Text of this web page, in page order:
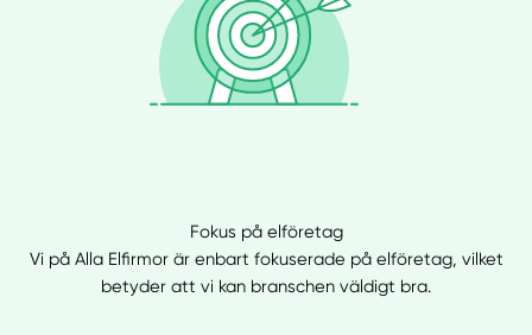
Fokus på elföretag
Vi på Alla Elfirmor är enbart fokuserade på elföretag, vilket
betyder att vi kan branschen väldigt bra.